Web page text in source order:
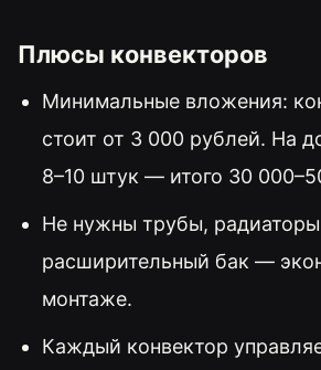
Плюсы конвекторов
Минимальные вложения:
стоит от 3 000 рублей. На
8–10 штук — итого 30
Не нужны трубы,
расширительный бак —
монтаже.
Каждый конвектор